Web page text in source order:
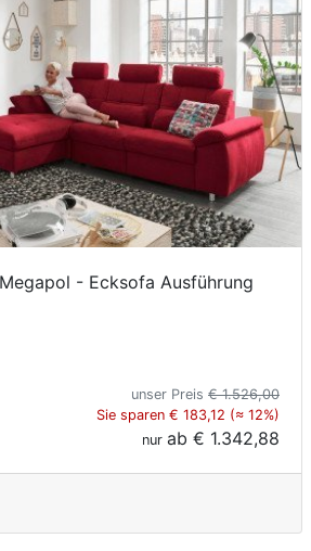
- Ecksofa Ausführung
unser Preis € 1.526,00
Sie sparen € 183,12 (≈ 12%)
nur ab € 1.342,88